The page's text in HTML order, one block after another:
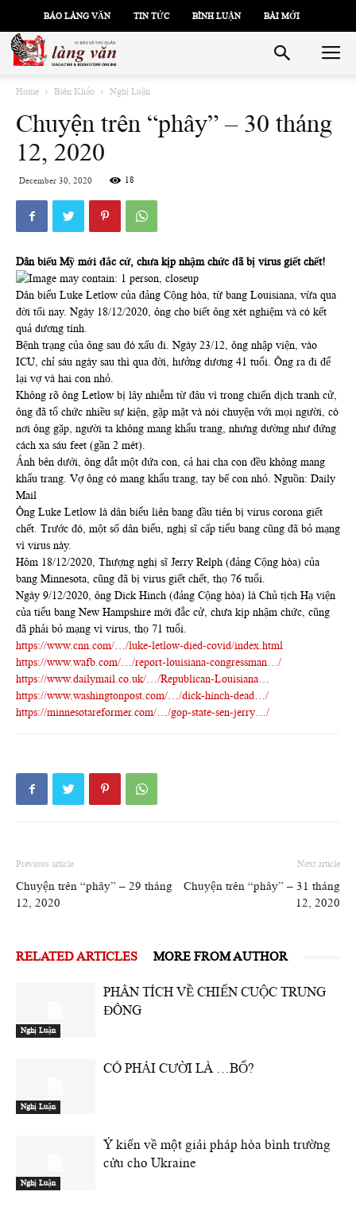
BÁO LÀNG VĂN TIN TỨC BÌNH LUẬN BÀI MỚI
Home Biên Khảo Nghị Luận
Chuyện trên “phây” – 30 tháng
12, 2020
December 30, 2020 18
Dân biểu Mỹ mới đắc cử, chưa kịp nhậm chức đã bị virus giết chết!
Dân biểu Luke Letlow của đảng Cộng hòa, từ bang Louisiana, vừa qua
đời tối nay. Ngày 18/12/2020, ông cho biết ông xét nghiệm và có kết
quả dương tính.
Bệnh trạng của ông sau đó xấu đi. Ngày 23/12, ông nhập viện, vào
ICU, chỉ sáu ngày sau thì qua đời, hưởng dương 41 tuổi. Ông ra đi để
lại vợ và hai con nhỏ.
Không rõ ông Letlow bị lây nhiễm từ đâu vì trong chiến dịch tranh cử,
ông đã tổ chức nhiều sự kiện, gặp mặt và nói chuyện với mọi người, có
nơi ông gặp, người ta không mang khẩu trang, nhưng dường như đứng
cách xa sáu feet (gần 2 mét).
Ảnh bên dưới, ông dắt một đứa con, cả hai cha con đều không mang
khẩu trang. Vợ ông có mang khẩu trang, tay bế con nhỏ. Nguồn: Daily
Mail
Ông Luke Letlow là dân biểu liên bang đầu tiên bị virus corona giết
chết. Trước đó, một số dân biểu, nghị sĩ cấp tiểu bang cũng đã bỏ mạng
vì virus này.
Hôm 18/12/2020, Thượng nghị sĩ Jerry Relph (đảng Cộng hòa) của
bang Minnesota, cũng đã bị virus giết chết, thọ 76 tuổi.
Ngày 9/12/2020, ông Dick Hinch (đảng Cộng hòa) là Chủ tịch Hạ viện
của tiểu bang New Hampshire mới đắc cử, chưa kịp nhậm chức, cũng
đã phải bỏ mạng vì virus, thọ 71 tuổi.
https://www.cnn.com/…/luke-letlow-died-covid/index.html
https://www.wafb.com/…/report-louisiana-congressman…/
https://www.dailymail.co.uk/…/Republican-Louisiana…
https://www.washingtonpost.com/…/dick-hinch-dead…/
https://minnesotareformer.com/…/gop-state-sen-jerry…/
Previous article
Chuyện trên “phây” – 29 tháng
12, 2020
Next article
Chuyện trên “phây” – 31 tháng
12, 2020
RELATED ARTICLES MORE FROM AUTHOR
Nghị Luận
PHÂN TÍCH VỀ CHIẾN CUỘC TRUNG
ĐÔNG
Nghị Luận
CÓ PHẢI CƯỜI LÀ …BỔ?
Nghị Luận
Ý kiến về một giải pháp hòa bình trường
cửu cho Ukraine